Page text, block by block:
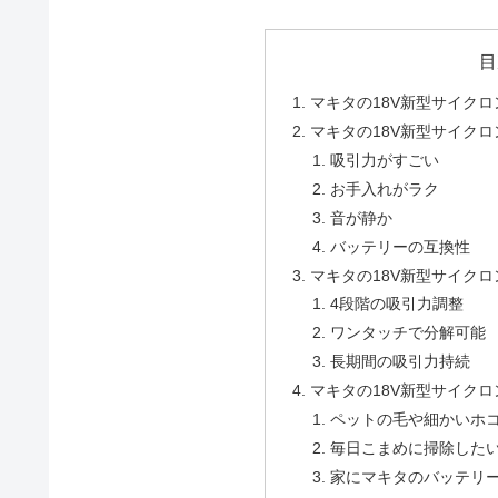
マキタの18V新型サイク
マキタの18V新型サイク
吸引力がすごい
お手入れがラク
音が静か
バッテリーの互換性
マキタの18V新型サイク
4段階の吸引力調整
ワンタッチで分解可能
長期間の吸引力持続
マキタの18V新型サイク
ペットの毛や細かいホ
毎日こまめに掃除した
家にマキタのバッテリ